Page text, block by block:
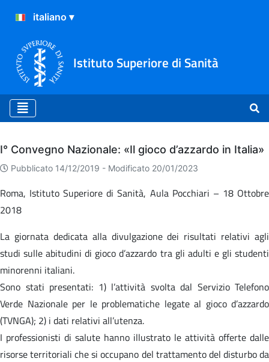
Istituto Superiore di Sanità
Archivio
I° Convegno Nazionale: «Il gioco d’azzardo in Italia»
Pubblicato 14/12/2019 - Modificato 20/01/2023
Roma, Istituto Superiore di Sanità, Aula Pocchiari – 18 Ottobre
2018
La giornata dedicata alla divulgazione dei risultati relativi agli
studi sulle abitudini di gioco d’azzardo tra gli adulti e gli studenti
minorenni italiani.
Sono stati presentati: 1) l’attività svolta dal Servizio Telefono
Verde Nazionale per le problematiche legate al gioco d’azzardo
(TVNGA); 2) i dati relativi all’utenza.
I professionisti di salute hanno illustrato le attività offerte dalle
risorse territoriali che si occupano del trattamento del disturbo da